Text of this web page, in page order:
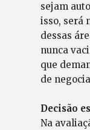
sejam
isso, será
dessas
nunca
que
de
Decisão
Na